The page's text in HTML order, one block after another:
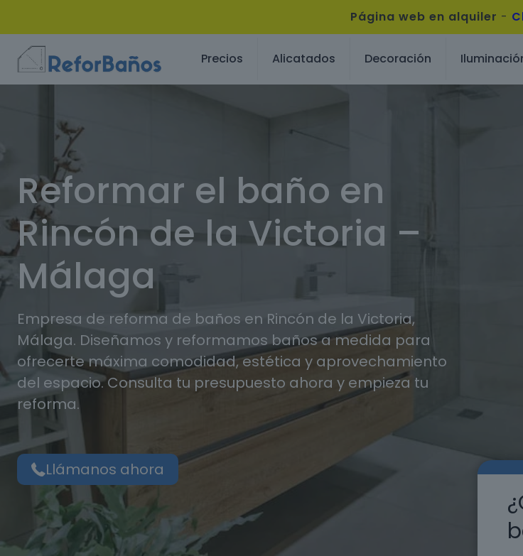
Página web en alquiler -
Precios Alicatados Decoración
Reformar el baño en
Rincón de la Victoria –
Málaga
Empresa de reforma de baños en Rincón de la Victoria,
Málaga. Diseñamos y reformamos baños a medida para
ofrecerte máxima comodidad, estética y aprovechamiento
del espacio. Consulta tu presupuesto ahora y empieza tu
reforma.
Llámanos ahora